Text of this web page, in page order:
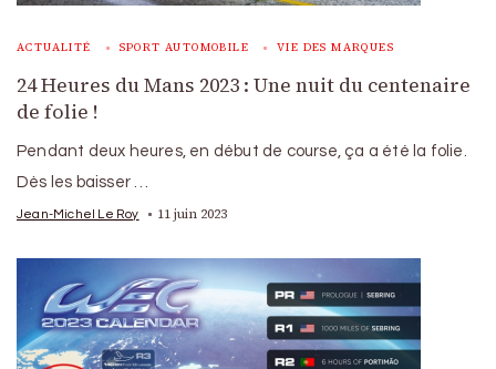
ACTUALITÉ SPORT AUTOMOBILE VIE DES MARQUES
24 Heures du Mans 2023 : Une nuit du centenaire
de folie !
Pendant deux heures, en début de course, ça a été la folie.
Dès les baisser …
Jean-Michel Le Roy 11 juin 2023